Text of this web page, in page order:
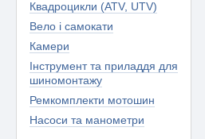
Квадроцикли (ATV, UTV)
Вело і самокати
Камери
Інструмент та приладдя для
шиномонтажу
Ремкомплекти мотошин
Насоси та манометри